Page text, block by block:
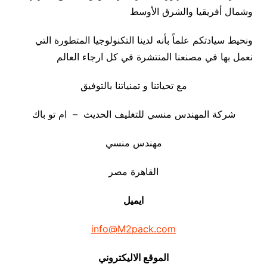
وشمال أفريقيا والشرق الأوسط
ونحيط سيادتكم علماً بأنه لدينا التكنولوجيا المتطورة التي
نعمل بها في مصنعنا المنتشرة في كل ارجاء العالم
مع تحياتنا و تمنياتنا بالتوفيق
شركة المهندس منسي للتغليف الحديث – ام تو باك
مهندس منسي
القاهرة مصر
ايميل
info@M2pack.com
الموقع الاليكتروني